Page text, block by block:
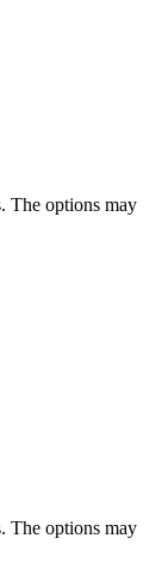
The options may
The options may